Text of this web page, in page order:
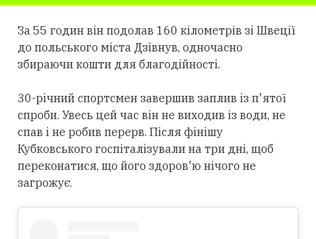
За 55 годин він подолав 160 кілометрів зі Швеції
до польського міста Дзівнув, одночасно
збираючи кошти для благодійності.
30-річний спортсмен завершив заплив із п'ятої
спроби. Увесь цей час він не виходив із води, не
спав і не робив перерв. Після фінішу
Кубковського госпіталізували на три дні, щоб
переконатися, що його здоров'ю нічого не
загрожує.